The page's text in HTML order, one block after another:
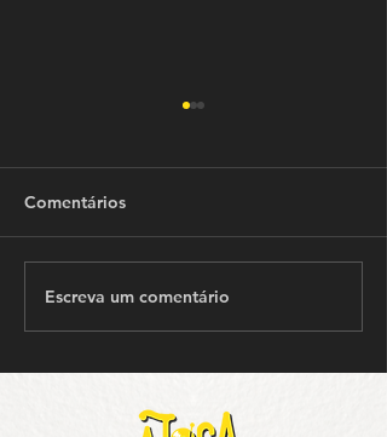
Resgate do Jornal
Crimeia
Comentários
Escreva um comentário